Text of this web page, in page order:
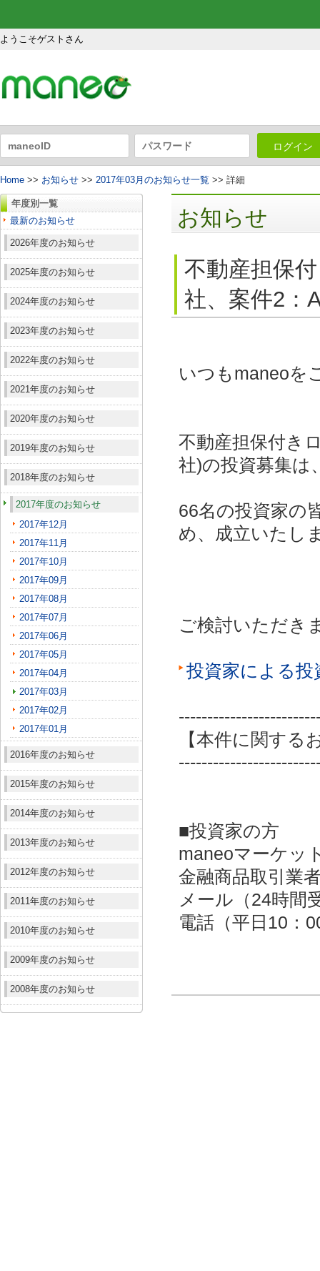
ようこそゲストさん
ログイン
Home >> お知らせ >> 2017年03月のお知らせ一覧 >> 詳細
年度別一覧
最新のお知らせ
2026年度のお知らせ
2025年度のお知らせ
2024年度のお知らせ
2023年度のお知らせ
2022年度のお知らせ
2021年度のお知らせ
2020年度のお知らせ
2019年度のお知らせ
2018年度のお知らせ
2017年度のお知らせ
2017年12月
2017年11月
2017年10月
2017年09月
2017年08月
2017年07月
2017年06月
2017年05月
2017年04月
2017年03月
2017年02月
2017年01月
2016年度のお知らせ
2015年度のお知らせ
2014年度のお知らせ
2013年度のお知らせ
2012年度のお知らせ
2011年度のお知らせ
2010年度のお知らせ
2009年度のお知らせ
2008年度のお知らせ
お知らせ
不動産担保
社、案件2：
いつもmaneoを
不動産担保付き
社)の投資募集は
66名の投資家の
め、成立いたし
ご検討いただき
投資家による
【本件に関する
■投資家の方
maneoマーケッ
金融商品取引業
メール（24時間
電話（平日10：